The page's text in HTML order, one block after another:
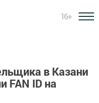
16+
в Казани
FAN ID на